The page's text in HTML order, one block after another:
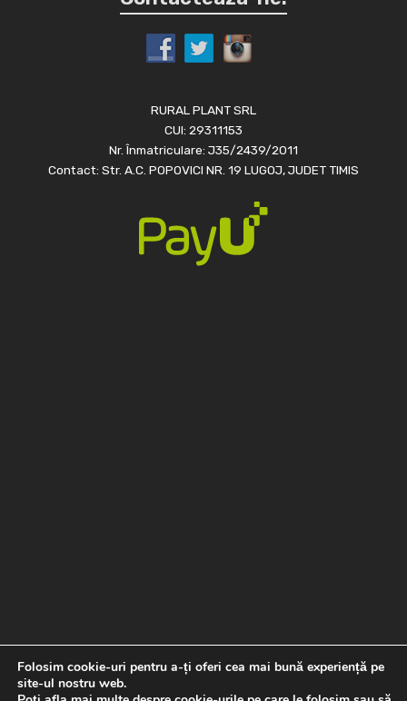
RURAL PLANT SRL
CUI: 29311153
Nr. Înmatriculare: J35/2439/2011
Contact: Str. A.C. POPOVICI NR. 19 LUGOJ, JUDET TIMIS
Folosim cookie-uri pentru a-ți oferi cea mai bună experiență pe
site-ul nostru web.